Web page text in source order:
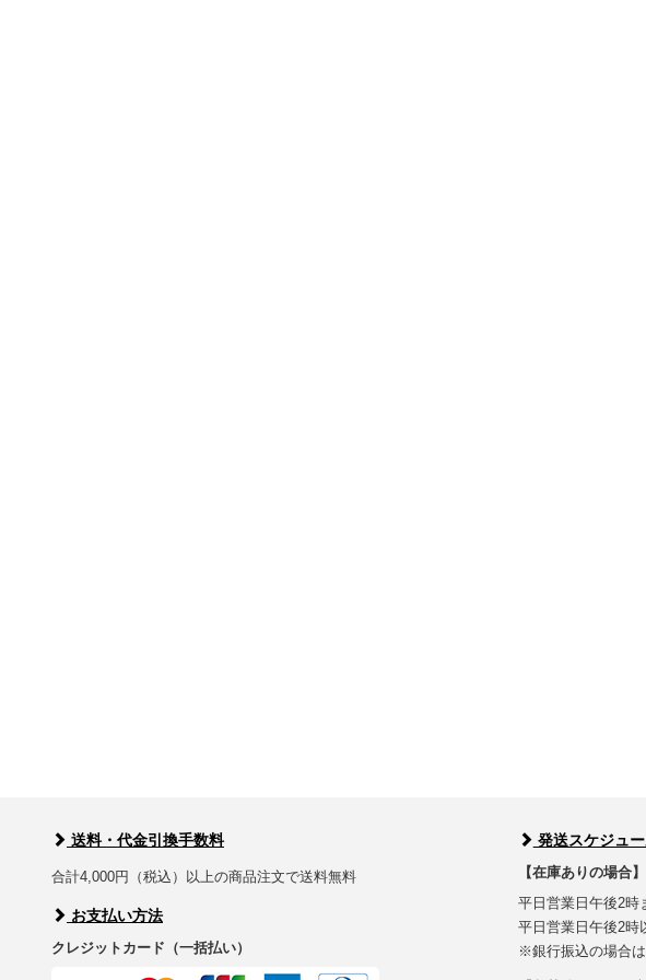
送料・代金引換手数料
合計4,000円（税込）以上の商品注文で送料無料
お支払い方法
クレジットカード（一括払い）
発送スケジュ
【在庫ありの場合】
平日営業日午後2時
平日営業日午後2時
※銀行振込の場合は